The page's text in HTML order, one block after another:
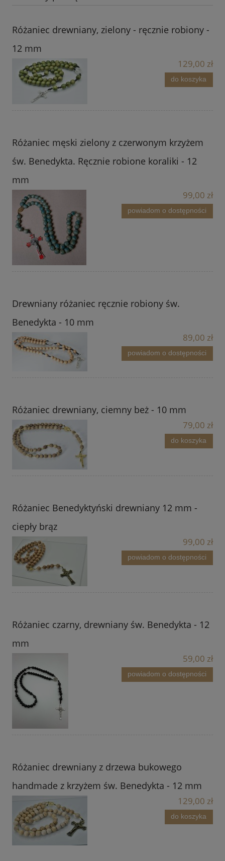
Różaniec drewniany, zielony - ręcznie robiony -
12 mm
129,00 zł
do koszyka
Różaniec męski zielony z czerwonym krzyżem
św. Benedykta. Ręcznie robione koraliki - 12
mm
99,00 zł
powiadom o dostępności
Drewniany różaniec ręcznie robiony św.
Benedykta - 10 mm
89,00 zł
powiadom o dostępności
Różaniec drewniany, ciemny beż - 10 mm
79,00 zł
do koszyka
Różaniec Benedyktyński drewniany 12 mm -
ciepły brąz
99,00 zł
powiadom o dostępności
Różaniec czarny, drewniany św. Benedykta - 12
mm
59,00 zł
powiadom o dostępności
Różaniec drewniany z drzewa bukowego
handmade z krzyżem św. Benedykta - 12 mm
129,00 zł
do koszyka